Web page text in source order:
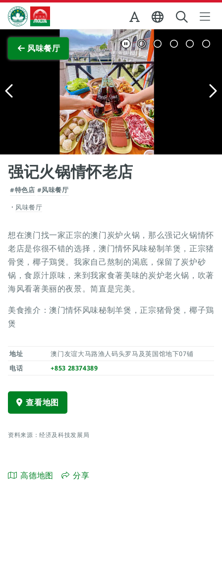
跳至主内容
澳门特别行政区政府旅游局
风味餐厅
查看原图
强记火锅情怀老店
#特色店 #风味餐厅
风味餐厅
想在澳门找一家正宗的澳门炭炉火锅，那么强记火锅情怀
老店是你很不错的选择，澳门情怀风味秘制羊煲，正宗猪
骨煲，椰子鶏煲。我家自己熬制的渴底，保留了炭炉砂
锅，食原汁原味，来到我家食著美味的炭炉老火锅，吹著
海风看著美丽的夜景。简直是完美。
美食推介：澳门情怀风味秘制羊煲，正宗猪骨煲，椰子鶏
煲
地址
澳门友谊大马路渔人码头罗马及英国馆地下07铺
电话
+853 28374389
查看地图
资料来源：经济及科技发展局
高德地图 分享